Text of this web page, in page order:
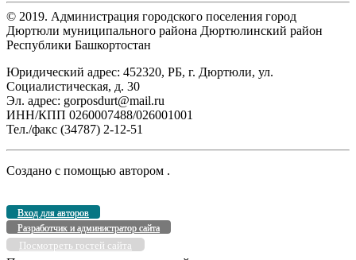
© 2019. Администрация городского поселения город
Дюртюли муниципального района Дюртюлинский район
Республики Башкортостан
Юридический адрес: 452320, РБ, г. Дюртюли, ул.
Социалистическая, д. 30
Эл. адрес: gorposdurt@mail.ru
ИНН/КПП 0260007488/026001001
Тел./факс (34787) 2-12-51
Создано с помощью автором .
Вход для авторов
Разработчик и администратор сайта
Посмотреть гостей сайта